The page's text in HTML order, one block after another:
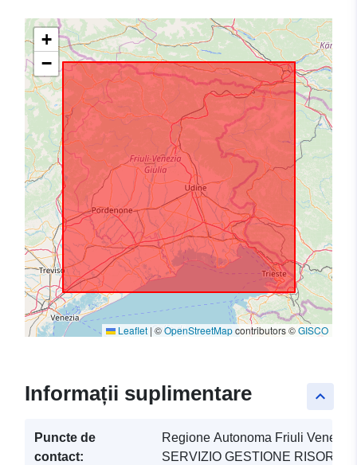
+
−
Leaflet |©OpenStreetMapcontributors ©GISCO
keyboard_arrow_up
Informații suplimentare
Puncte de
contact:
Regione Autonoma Friuli Venezia
SERVIZIO GESTIONE RISORSE